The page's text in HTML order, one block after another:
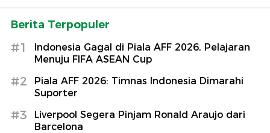
Berita Terpopuler
#1
Indonesia Gagal di Piala AFF 2026, Pelajaran
Menuju FIFA ASEAN Cup
#2
Piala AFF 2026: Timnas Indonesia Dimarahi
Suporter
#3
Liverpool Segera Pinjam Ronald Araujo dari
Barcelona